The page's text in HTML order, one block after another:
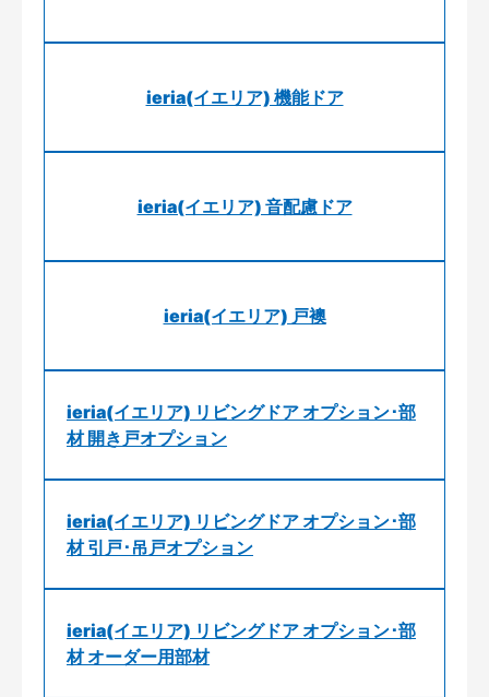
ieria(イエリア) 機能ドア
ieria(イエリア) 音配慮ドア
ieria(イエリア) 戸襖
ieria(イエリア) リビングドア オプション･部
材 開き戸オプション
ieria(イエリア) リビングドア オプション･部
材 引戸･吊戸オプション
ieria(イエリア) リビングドア オプション･部
材 オーダー用部材